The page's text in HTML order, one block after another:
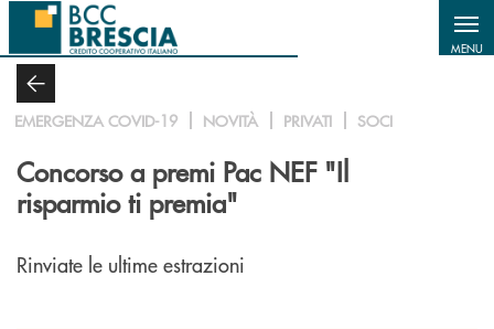
Salta al contenuto principale
MENU
EMERGENZA COVID-19 NOVITÀ PRIVATI SOCI
Concorso a premi Pac NEF "Il
risparmio ti premia"
Rinviate le ultime estrazioni